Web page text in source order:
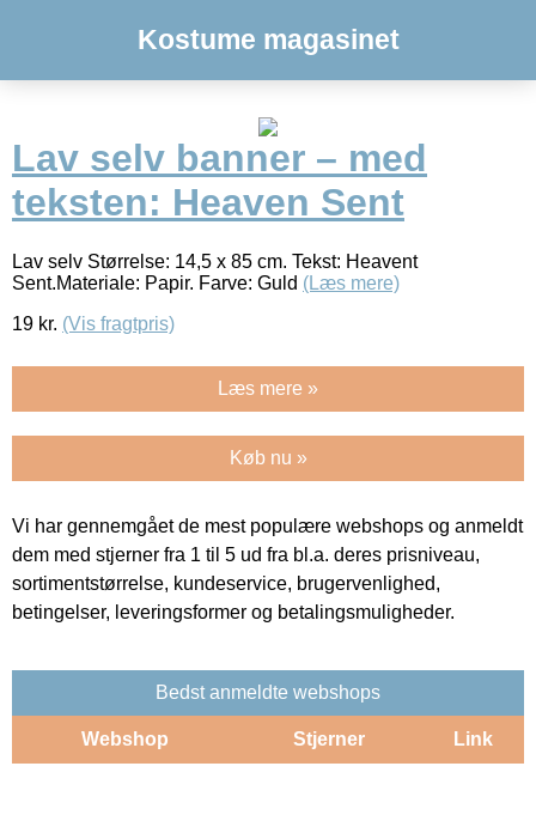
Kostume magasinet
Lav selv banner – med
teksten: Heaven Sent
Lav selv Størrelse: 14,5 x 85 cm. Tekst: Heavent
Sent.Materiale: Papir. Farve: Guld (Læs mere)
19 kr. (Vis fragtpris)
Læs mere »
Køb nu »
Vi har gennemgået de mest populære webshops og anmeldt
dem med stjerner fra 1 til 5 ud fra bl.a. deres prisniveau,
sortimentstørrelse, kundeservice, brugervenlighed,
betingelser, leveringsformer og betalingsmuligheder.
Bedst anmeldte webshops
Webshop Stjerner Link